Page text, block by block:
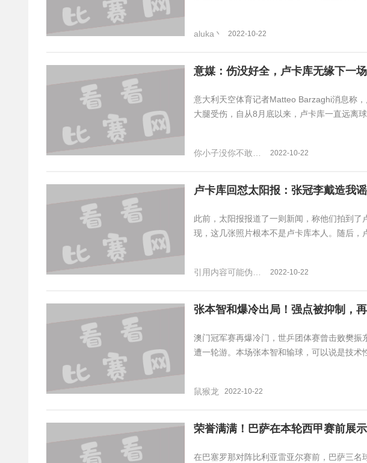
aluka丶 2022-10-22
意媒：伤没好全，卢卡库无缘下一
意大利天空体育记者Matteo Barzaghi消息称
大腿受伤，自从8月底以来，卢卡库一直远离
2022-10-22
卢卡库回怼太阳报：张冠李戴造我
此前，太阳报报道了一则新闻，称他们拍到
现，这几张照片根本不是卢卡库本人。随后，
2022-10-22
张本智和爆冷出局！强点被抑制，
澳门冠军赛再爆冷门，世乒团体赛曾击败樊
遭一轮游。本场张本智和输球，可以说是技
鼠猴龙 2022-10-22
荣誉满满！巴萨在本轮西甲赛前展
在巴塞罗那对阵比利亚雷亚尔赛前，巴萨三